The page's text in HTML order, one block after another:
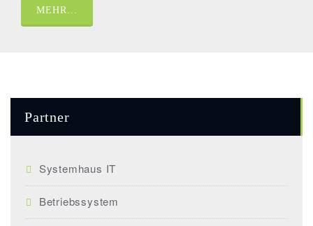
MEHR...
Partner
Systemhaus IT
Betriebssystem